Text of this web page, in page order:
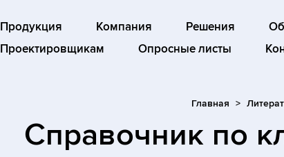
Продукция Компания Решения
Проектировщикам
Опросные листы
Главная
Cправочник по